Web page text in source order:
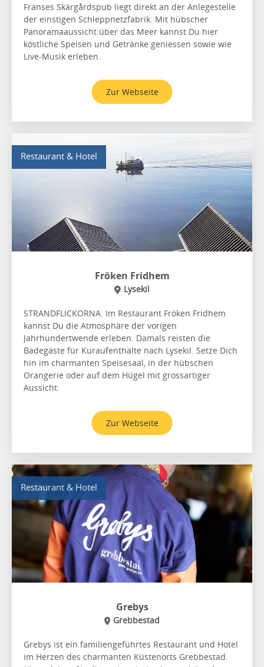
Franses Skärgårdspub liegt direkt an der Anlegestelle
der einstigen Schleppnetzfabrik. Mit hübscher
Panoramaaussicht über das Meer kannst Du hier
köstliche Speisen und Getränke geniessen sowie wie
Live-Musik erleben.
Zur Webseite
Restaurant & Hotel
Fröken Fridhem
Lysekil
STRANDFLICKORNA. Im Restaurant Fröken Fridhem
kannst Du die Atmosphäre der vorigen
Jahrhundertwende erleben. Damals reisten die
Badegäste für Kuraufenthalte nach Lysekil. Setze Dich
hin im charmanten Speisesaal, in der hübschen
Orangerie oder auf dem Hügel mit grossartiger
Aussicht.
Zur Webseite
Restaurant & Hotel
Grebys
Grebbestad
Grebys ist ein familiengeführtes Restaurant und Hotel
im Herzen des charmanten Küstenorts Grebbestad.